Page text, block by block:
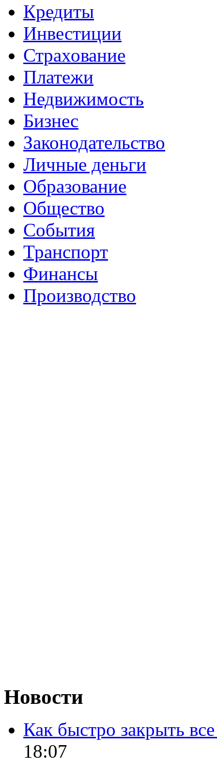
Кредиты
Инвестиции
Страхование
Платежи
Недвижимость
Бизнес
Законодательство
Личные деньги
Образование
Общество
События
Транспорт
Финансы
Производство
Новости
Как быстро закрыть
18:07